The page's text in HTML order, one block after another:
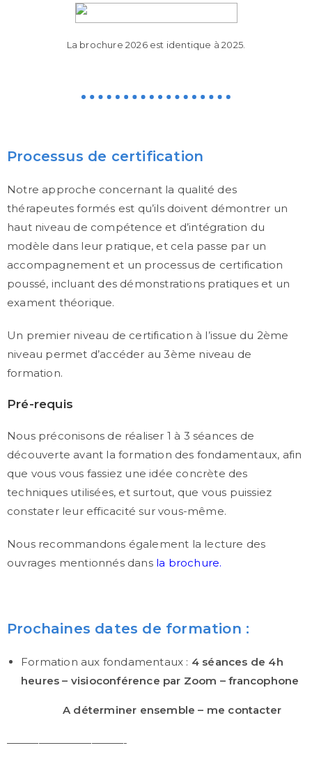
La brochure 2026 est identique à 2025.
Processus de certification
Notre approche concernant la qualité des
thérapeutes formés est qu’ils doivent démontrer un
haut niveau de compétence et d’intégration du
modèle dans leur pratique, et cela passe par un
accompagnement et un processus de certification
poussé, incluant des démonstrations pratiques et un
exament théorique.
Un premier niveau de certification à l’issue du 2ème
niveau permet d’accéder au 3ème niveau de
formation.
Pré-requis
Nous préconisons de réaliser 1 à 3 séances de
découverte avant la formation des fondamentaux, afin
que vous vous fassiez une idée concrète des
techniques utilisées, et surtout, que vous puissiez
constater leur efficacité sur vous-même.
Nous recommandons également la lecture des
ouvrages mentionnés dans la brochure.
Prochaines dates de formation :
Formation aux fondamentaux : 4 séances de 4h
heures – visioconférence par Zoom – francophone
A déterminer ensemble – me contacter
———————————-